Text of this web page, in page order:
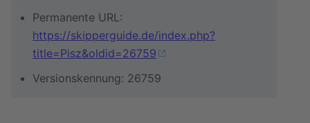
Permanente URL:
https://skipperguide.de/index.php?
title=Pisz&oldid=26759
Versionskennung: 26759